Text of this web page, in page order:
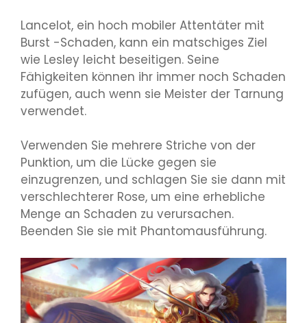
Lancelot, ein hoch mobiler Attentäter mit
Burst -Schaden, kann ein matschiges Ziel
wie Lesley leicht beseitigen. Seine
Fähigkeiten können ihr immer noch Schaden
zufügen, auch wenn sie Meister der Tarnung
verwendet.
Verwenden Sie mehrere Striche von der
Punktion, um die Lücke gegen sie
einzugrenzen, und schlagen Sie sie dann mit
verschlechterer Rose, um eine erhebliche
Menge an Schaden zu verursachen.
Beenden Sie sie mit Phantomausführung.